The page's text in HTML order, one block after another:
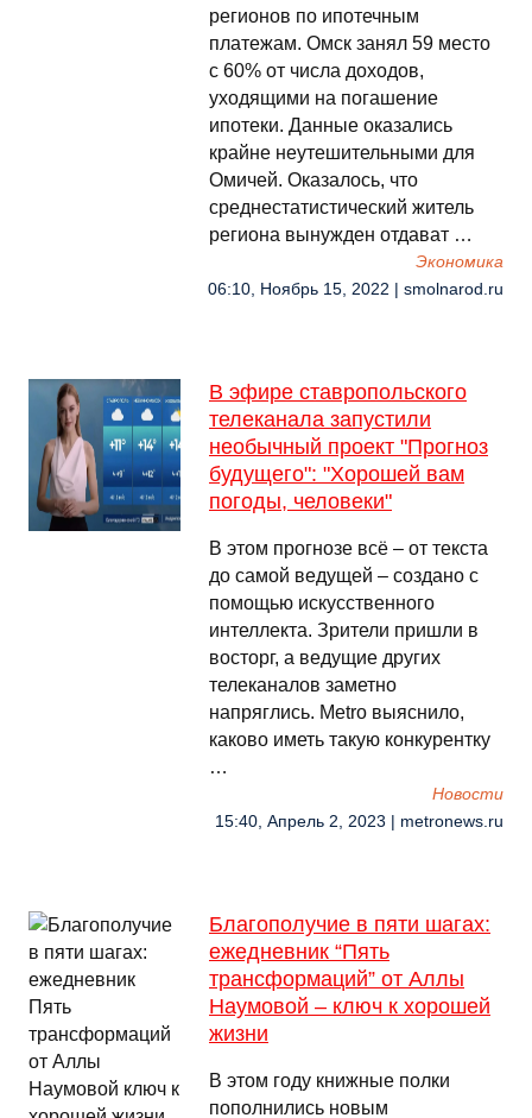
регионов по ипотечным
платежам. Омск занял 59 место
с 60% от числа доходов,
уходящими на погашение
ипотеки. Данные оказались
крайне неутешительными для
Омичей. Оказалось, что
среднестатистический житель
региона вынужден отдават …
Экономика
06:10, Ноябрь 15, 2022 | smolnarod.ru
В эфире ставропольского
телеканала запустили
необычный проект "Прогноз
будущего": "Хорошей вам
погоды, человеки"
В этом прогнозе всё – от текста
до самой ведущей – создано с
помощью искусственного
интеллекта. Зрители пришли в
восторг, а ведущие других
телеканалов заметно
напряглись. Metro выяснило,
каково иметь такую конкурентку
…
Новости
15:40, Апрель 2, 2023 | metronews.ru
Благополучие в пяти шагах:
ежедневник “Пять
трансформаций” от Аллы
Наумовой – ключ к хорошей
жизни
В этом году книжные полки
пополнились новым